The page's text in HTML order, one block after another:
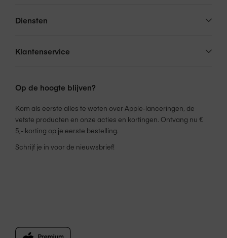
Diensten
Klantenservice
Op de hoogte blijven?
Kom als eerste alles te weten over Apple-lanceringen, de
vetste producten en onze acties en kortingen. Ontvang nu €
5,- korting op je eerste bestelling.
Schrijf je in voor de nieuwsbrief!